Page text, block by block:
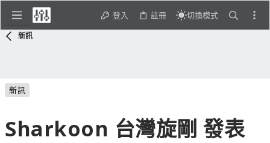
登入 註冊 切換模式
新訊
新訊
Sharkoon 台灣旋剛 發表